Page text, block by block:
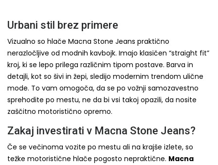
Urbani stil brez primere
Vizualno so hlače Macna Stone Jeans praktično
nerazločljive od modnih kavbojk. Imajo klasičen “straight fit”
kroj, ki se lepo prilega različnim tipom postave. Barva in
detajli, kot so šivi in žepi, sledijo modernim trendom ulične
mode. To vam omogoča, da se po vožnji samozavestno
sprehodite po mestu, ne da bi vsi takoj opazili, da nosite
zaščitno motoristično opremo.
Zakaj investirati v Macna Stone Jeans?
Če se večinoma vozite po mestu ali na krajše izlete, so
težke motoristične hlače pogosto nepraktične. Macna